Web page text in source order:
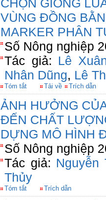
CHỌN GIỐNG
VÙNG ĐỒNG
MARKER PHÂN
Số Nông nghiệp
Tác giả: Lê
Nhân Dũng, Lê
Tóm tắt Tải về Trích dẫn
ẢNH HƯỞNG
ĐẾN CHẤT
DỰNG MÔ HÌNH
Số Nông nghiệp
Tác giả: Nguyễn
Thủy
Tóm tắt Trích dẫn